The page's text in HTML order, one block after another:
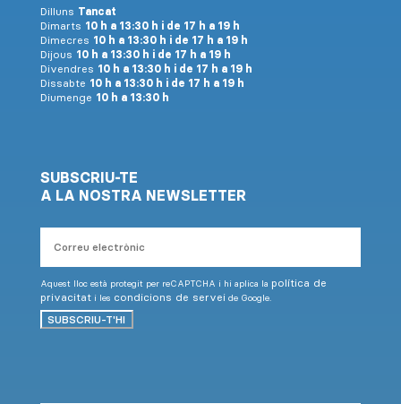
Dilluns Tancat
Dimarts 10 h a 13:30 h i de 17 h a 19 h
Dimecres 10 h a 13:30 h i de 17 h a 19 h
Dijous 10 h a 13:30 h i de 17 h a 19 h
Divendres 10 h a 13:30 h i de 17 h a 19 h
Dissabte 10 h a 13:30 h i de 17 h a 19 h
Diumenge 10 h a 13:30 h
SUBSCRIU-TE
A LA NOSTRA NEWSLETTER
electrònic
Aquest lloc està protegit per reCAPTCHA i hi aplica la política de
privacitati les condicions de serveide Google.
SUBSCRIU-T'HI